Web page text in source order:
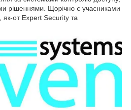
рішеннями. Щорічно є учасниками
як-от Expert Security та